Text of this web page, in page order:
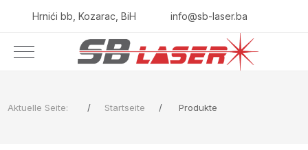
Hrnići bb, Kozarac, BiH info@sb-laser.ba
Aktuelle Seite: Startseite Produkte